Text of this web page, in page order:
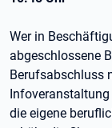
Wer in
abgeschlossene
Berufsabschluss
die eigene